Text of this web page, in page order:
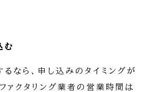
む
なら、申し込みのタイミングが
ァクタリング業者の営業時間は